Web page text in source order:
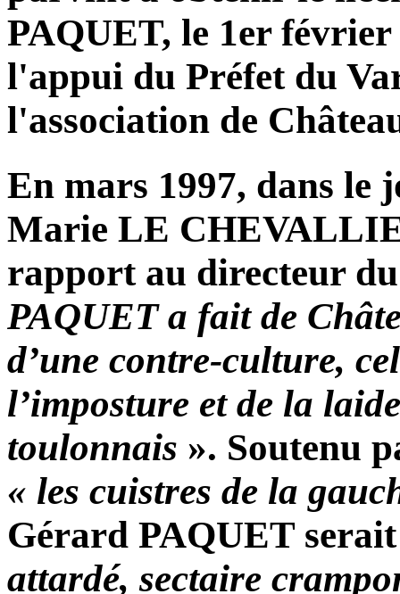
PAQUET, le 1er février
l'appui du Préfet du
l'association de
En mars 1997, dans le
Marie LE
rapport au directeur
PAQUET a fait de
d’une contre-culture,
l’imposture et de la
toulonnais ». Soutenu
« les cuistres de la
Gérard PAQUET
attardé, sectaire